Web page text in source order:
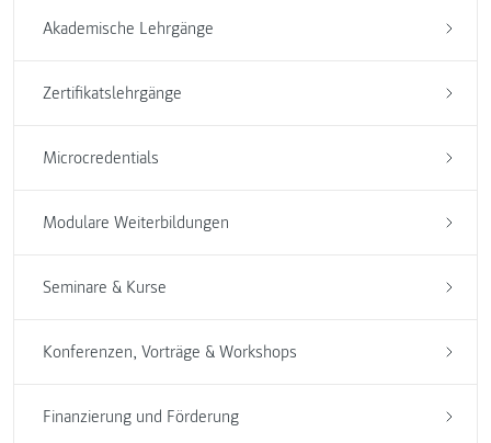
Akademische Lehrgänge
Zertifikatslehrgänge
Microcredentials
Modulare Weiterbildungen
Seminare & Kurse
Konferenzen, Vorträge & Workshops
Finanzierung und Förderung